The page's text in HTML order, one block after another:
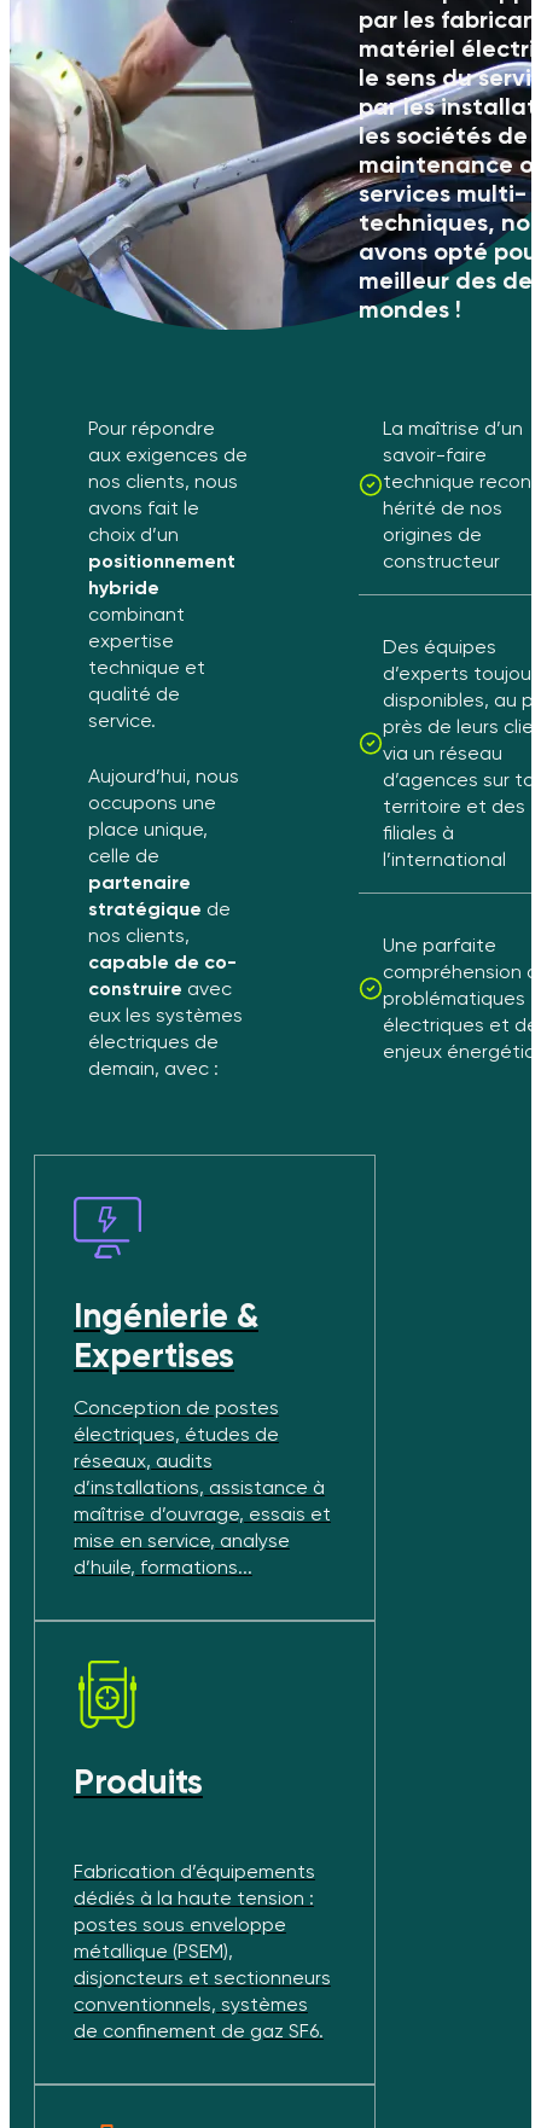
par les
matériel
le sens du
par les
les sociétés de
maintenance
services multi-
techniques,
avons opté
meilleur des
mondes !
Pour répondre
aux exigences de
nos clients, nous
avons fait le
choix d’un
positionnement
hybride
combinant
expertise
technique et
qualité de
service.
Aujourd’hui, nous
occupons une
place unique,
celle de
partenaire
stratégique de
nos clients,
capable de co-
construire avec
eux les systèmes
électriques de
demain, avec :
La maîtrise d’un
savoir-faire
technique
hérité de nos
origines de
constructeur
Des équipes
d’experts
disponibles, au
près de leurs
via un réseau
d’agences sur
territoire et des
filiales à
l’international
Une parfaite
compréhension
problématiques
électriques et
enjeux
Ingénierie &
Expertises
Conception de postes
électriques, études de
réseaux, audits
d’installations, assistance à
maîtrise d’ouvrage, essais et
mise en service, analyse
d’huile, formations...
Produits
Fabrication d’équipements
dédiés à la haute tension :
postes sous enveloppe
métallique (PSEM),
disjoncteurs et sectionneurs
conventionnels, systèmes
de confinement de gaz SF6.